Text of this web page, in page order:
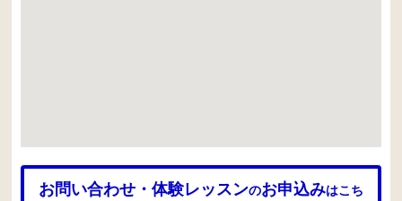
お問い合わせ・体験レッスンのお申込みはこち